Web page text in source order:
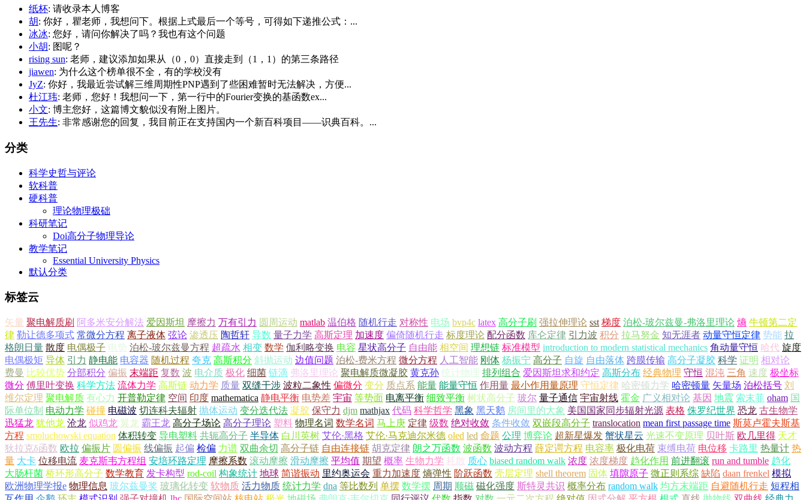
纸杯: 请收录本人博客
胡: 你好，瞿老师，我想问下。根据上式最后一个等号，可得如下递推公式：...
冰冰: 您好，请问你解决了吗？我也有这个问题
小胡: 图呢？
rising sun: 老师，建议添加如果从（0，0）直接走到（1，1）的第三条路径
jiawen: 为什么这个榜单很不全，有的学校没有
JyZ: 你好，我最近尝试解三维周期性PNP遇到了些困难暂时无法解决，方便...
杜江玮: 老师，您好！我想问一下，第一行中的Fourier变换的基函数ex...
小文: 博主您好，这篇博文貌似没有附上图片。
王先生: 非常感谢您的回复，我目前正在支持国内一个新百科项目——识典百科。...
分类
科学史哲与评论
软科普
硬科普
理论物理极础
科研笔记
Doi高分子物理导论
教学笔记
Essential University Physics
默认分类
标签云
矢量 聚电解质刷 阿多米安分解法 爱因斯坦 摩擦力 万有引力 圆周运动 matlab 温伯格 随机行走 对称性 电场 bvp4c latex 高分子刷 强拉伸理论 sst 梯度 泊松-玻尔兹曼-弗洛里理论 熵 牛顿第二定
律 勒让德多项式 常微分方程 离子液体 弦论 渗透压 陶哲轩 导数 量子力学 高斯定理 加速度 偏倚随机行走 标度理论 配分函数 库仑定律 引力波 积分 拉马努金 知无涯者 动量守恒定律 势能 拉
格朗日量 散度 电偶极子 电势 泊松-玻尔兹曼方程 超疏水 相变 数学 伽利略变换 电容 星状高分子 自由能 相空间 理想链 标准模型 introduction to modern statistical mechanics 角动量守恒 哈代 旋度
电偶极矩 导体 引力 静电能 电容器 随机过程 夸克 高斯积分 斜抛运动 边值问题 泊松-费米方程 微分方程 人工智能 刚体 杨振宁 高分子 自旋 自由落体 跨膜传输 高分子凝胶 科学 证明 相对论
费曼 比较优势 分部积分 偏振 末端距 复数 波 电介质 极化 细菌 链滴 弗洛里理论 聚电解质微凝胶 黄克孙 统计物理 排列组合 爱因斯坦求和约定 高斯分布 经典物理 守恒 混沌 三角 速度 极坐标
微分 傅里叶变换 科学方法 流体力学 高斯链 动力学 质量 双缝干涉 波粒二象性 偏微分 变分 质点系 能量 能量守恒 作用量 最小作用量原理 守恒定律 哈密顿力学 哈密顿量 矢量场 泊松括号 刘
维尔定理 聚电解质 有心力 开普勒定律 空间 印度 mathematica 静电平衡 电势差 宇宙 等势面 电离平衡 细致平衡 树状高分子 玻尔 量子通信 宇宙射线 霍金 广义相对论 基因 地震 索末菲 oham 国
际单位制 电动力学 碰撞 电磁波 切连科夫辐射 抛体运动 变分迭代法 凝胶 保守力 djm mathjax 代码 科学哲学 黑象 黑天鹅 房间里的大象 美国国家同步辐射光源 表格 侏罗纪世界 恐龙 古生物学
迅猛龙 犹他龙 沧龙 似鸡龙 翼龙 霸王龙 高分子场论 高分子理论 塑料 物理名词 数学名词 马上庚 定律 级数 绝对收敛 条件收敛 双嵌段高分子 translocation mean first passage time 斯莫卢霍夫斯基
方程 smoluchowski equation 体积转变 导电塑料 共轭高分子 半导体 白川英树 艾伦·黑格 艾伦·马克迪尔米德 oled led 命题 公理 博弈论 超新星爆发 蟹状星云 光速不变原理 贝叶斯 欧几里得 天才
狄拉克δ函数 欧拉 偏振片 圆偏振 线偏振 起偏 检偏 力谱 双曲余切 高分子链 自由连接链 胡克定律 朗之万函数 波函数 波动方程 薛定谔方程 电容率 极化电荷 束缚电荷 电位移 卡路里 热量计 热
量 大卡 位移电流 麦克斯韦方程组 安培环路定理 摩擦系数 滚动摩擦 滑动摩擦 平均值 期望 概率 生物力学 耗散 质心 biased random walk 浓度 浓度梯度 趋化作用 前进翻滚 run and tumble 趋化
大肠杆菌 桥环形高分子 数学教育 发卡构型 rod-coil 构象统计 地球 简谐振动 里约奥运会 重力加速度 熵弹性 阶跃函数 壳层定理 shell theorem 固体 填隙原子 微正则系综 缺陷 daan frenkel 模拟
欧洲物理学报e 物理信息 玻尔兹曼奖 玻璃化转变 软物质 活力物质 统计力学 dna 等比数列 单摆 数学摆 周期 顺磁 磁化强度 斯特灵共识 概率分布 random walk 均方末端距 自避随机行走 短程相